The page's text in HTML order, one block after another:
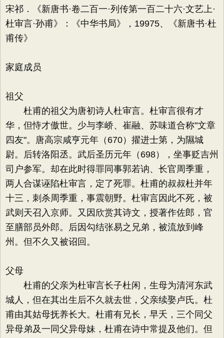
宋祁．《新唐书·卷二百一·列传第一百二十六·文艺上·
杜审言·孙甫》：《中华书局》，19975、《新唐书·杜
甫传》
家庭成员
祖父
杜甫的祖父为唐初诗人杜审言。杜审言很有才
华，但恃才傲世。少与李峤、崔融、苏味道合称"文章
四友"。唐高宗咸亨元年（670）擢进士第，为隰城
尉。后转洛阳丞。武后圣历元年（698），坐事贬吉州
司户参军。却在此时得罪同事郭若讷、长官周季重，
两人合谋诬陷杜审言，定了死罪。杜甫的叔叔杜并年
十三，刺杀周季重，事震朝野。杜审言因此不死，被
武则天召入京师。又因欣赏其诗文，授著作佐郎，官
至膳部员外郎。后因勾结张易之兄弟，被流放到峰
州。但不久又被诏回。
父母
杜甫的父亲为杜审言长子杜闲，生母为清河东武
城人，但在其出生后不久就去世，父亲续娶卢氏。杜
甫由其姑母抚养长大。杜甫有兄长，早夭，三个同父
异母弟及一同父异母妹，杜甫在诗中常提及他们。但